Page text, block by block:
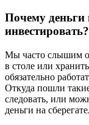
Почему деньги
инвестировать?
Мы часто слышим о
в столе или
обязательно
Откуда пошли
следовать, или
деньги на